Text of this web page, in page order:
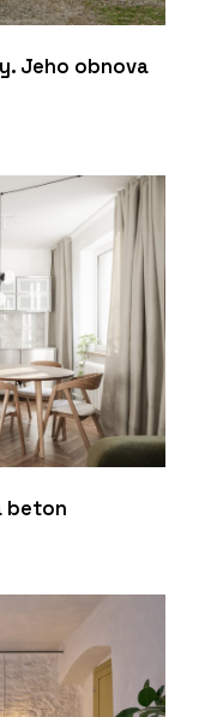
Jeho obnova
beton